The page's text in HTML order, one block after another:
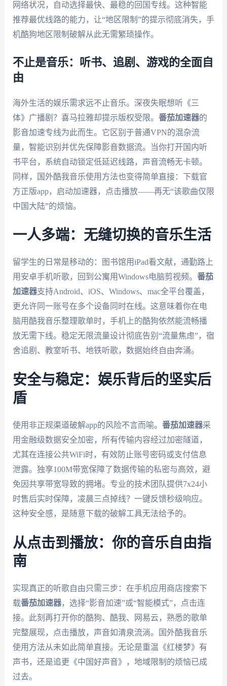
网络状况，自动选择最快、最稳的回国专线。这种智能
推荐最优线路的能力，让“地区限制”的提示彻底消失，手
机酷狗地区限制破解从此无需繁琐操作。
不止是音乐：听书、追剧、游戏的全面自
由
海外生活的娱乐需求远不止音乐。深夜失眠想听《三
体》广播剧？喜马拉雅却提示版权受限。 番茄加速器的
影音加速专线为此而生。它区别于普通VPN的混杂流
量，智能识别并优先保障影音数据流。当你打开国内听
书平台，系统自动锁定低延迟线路，声音流畅无卡顿。
同样，国外酷我音乐使用方法也变得简单直接：下载官
方正版app，启动加速器，点击播放——再无“该歌曲仅限
中国大陆”的烦恼。
一人多端：无缝切换的音乐生活
留学生的日常是移动的：图书馆用iPad看文献，通勤路上
用安卓手机听歌，回到公寓用Windows电脑剪视频。 番茄
加速器支持Android、iOS、Windows、mac全平台覆盖，
更允许同一账号在多个设备同时在线。这意味着你在电
脑用酷我音乐整理歌单时，手机上的酷狗依然能流畅播
放无需下线。稳定无限流量设计彻底告别“流量焦虑”，宿
舍追剧、教室听书、地铁听歌，数据始终自由奔涌。
安全与稳定：娱乐背后的坚实后
盾
使用非正规渠道破解app的风险不言而喻。 番茄加速器采
用金融级数据安全加密，所有传输内容经过加密隧道，
尤其在连接公共WiFi时，有效防止账号密码或支付信息
泄露。独享100M带宽保障了数据传输的私密与高效，避
免因共享带宽导致的拥堵。专业的技术团队提供7x24小
时售后实时保障，凌晨三点掉线？一键反馈秒级响应。
这种安全感，是随意下载的破解工具无法给予的。
从点击到播放：你的音乐自由指
南
实现真正的听歌自由只需三步：在手机应用商店搜索下
载番茄加速器，选择“影音加速”或“智能模式”，点击连
接。此刻再打开你的酷狗、酷我、网易云，熟悉的歌单
完整展现，点击播放，声音如清泉流淌。国外酷我音乐
使用方法从未如此简单直接。无论是重温《红楼梦》有
声书，还是追更《中国好声音》，地域限制的烦恼已成
过去。